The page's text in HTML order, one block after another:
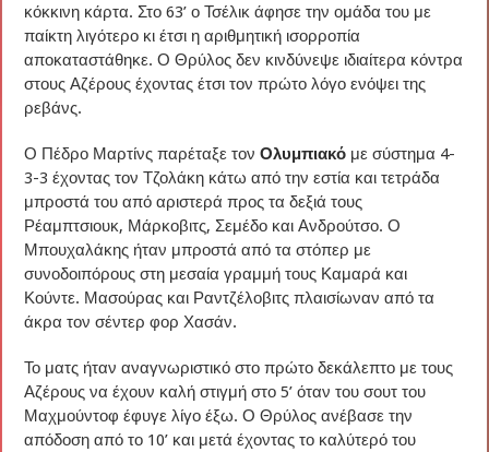
κόκκινη κάρτα. Στο 63’ ο Τσέλικ άφησε την ομάδα του με
παίκτη λιγότερο κι έτσι η αριθμητική ισορροπία
αποκαταστάθηκε. Ο Θρύλος δεν κινδύνεψε ιδιαίτερα κόντρα
στους Αζέρους έχοντας έτσι τον πρώτο λόγο ενόψει της
ρεβάνς.
Ο Πέδρο Μαρτίνς παρέταξε τονΟλυμπιακό με σύστημα 4-
3-3 έχοντας τον Τζολάκη κάτω από την εστία και τετράδα
μπροστά του από αριστερά προς τα δεξιά τους
Ρέαμπτσιουκ, Μάρκοβιτς, Σεμέδο και Ανδρούτσο. Ο
Μπουχαλάκης ήταν μπροστά από τα στόπερ με
συνοδοιπόρους στη μεσαία γραμμή τους Καμαρά και
Κούντε. Μασούρας και Ραντζέλοβιτς πλαισίωναν από τα
άκρα τον σέντερ φορ Χασάν.
Το ματς ήταν αναγνωριστικό στο πρώτο δεκάλεπτο με τους
Αζέρους να έχουν καλή στιγμή στο 5’ όταν του σουτ του
Μαχμούντοφ έφυγε λίγο έξω. Ο Θρύλος ανέβασε την
απόδοση από το 10’ και μετά έχοντας το καλύτερό του